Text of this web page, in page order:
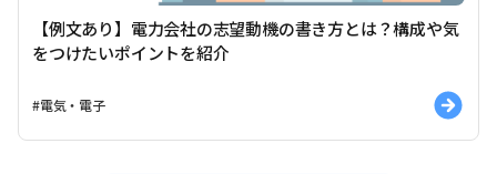
【例文あり】電力会社の志望動機の書き方とは？構成や気
をつけたいポイントを紹介
#電気・電子